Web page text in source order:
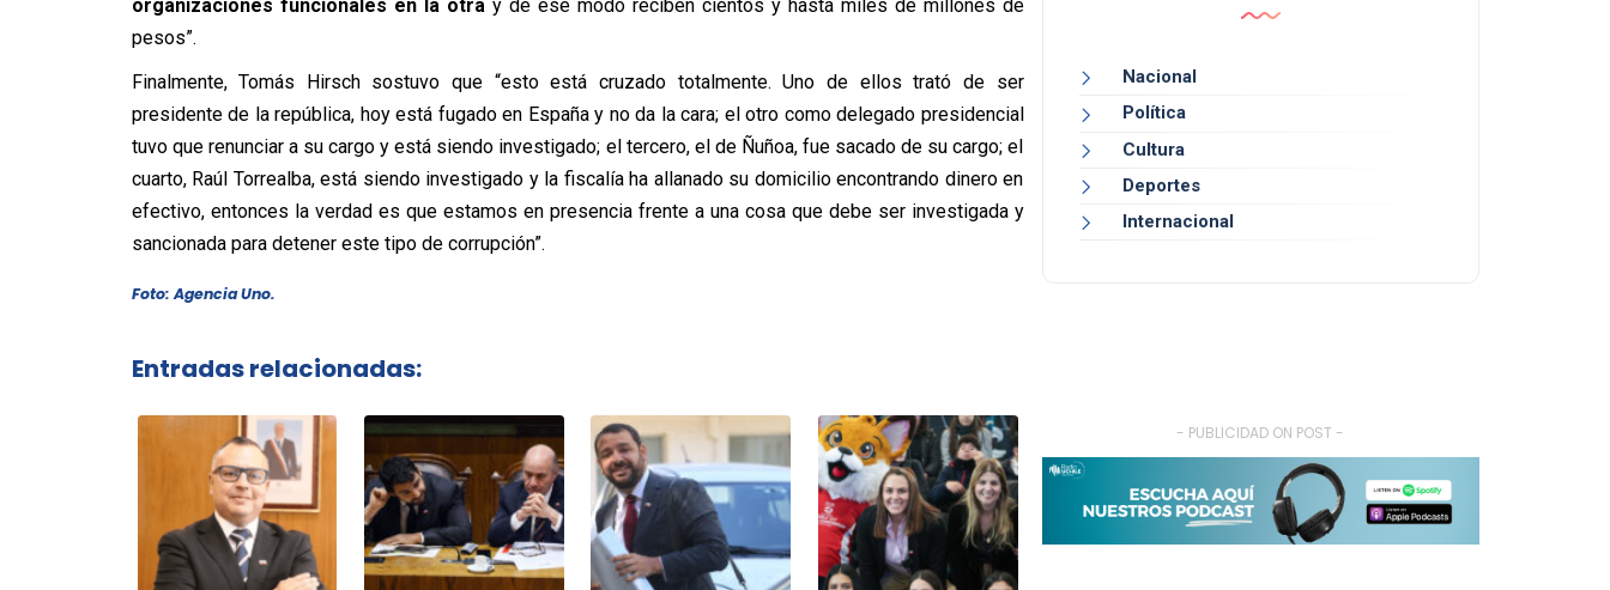
organizaciones funcionales en la otray de ese modo reciben cientos y hasta miles de millones de
pesos”.
Finalmente, Tomás Hirsch sostuvo que “esto está cruzado totalmente. Uno de ellos trató de ser
presidente de la república, hoy está fugado en España y no da la cara; el otro como delegado presidencial
tuvo que renunciar a su cargo y está siendo investigado; el tercero, el de Ñuñoa, fue sacado de su cargo; el
cuarto, Raúl Torrealba, está siendo investigado y la fiscalía ha allanado su domicilio encontrando dinero en
efectivo, entonces la verdad es que estamos en presencia frente a una cosa que debe ser investigada y
sancionada para detener este tipo de corrupción”.
Foto: Agencia Uno.
Entradas relacionadas:
Nacional
Política
Cultura
Deportes
Internacional
- PUBLICIDAD ON POST -